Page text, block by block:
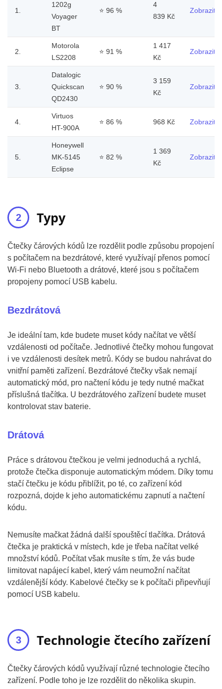
1.
1202g
Voyager
BT
⭐ 96 %
4
839 Kč
Zobrazit
2.
Motorola
LS2208
⭐ 91 %
1 417
Kč
Zobrazit
3.
Datalogic
Quickscan
QD2430
⭐ 90 %
3 159
Kč
Zobrazit
4.
Virtuos
HT-900A
⭐ 86 % 968 Kč Zobrazit
5.
Honeywell
MK-5145
Eclipse
⭐ 82 %
1 369
Kč
Zobrazit
Typy
Čtečky čárových kódů lze rozdělit podle způsobu propojení
s počítačem na bezdrátové, které využívají přenos pomocí
Wi-Fi nebo Bluetooth a drátové, které jsou s počítačem
propojeny pomocí USB kabelu.
Bezdrátová
Je ideální tam, kde budete muset kódy načítat ve větší
vzdálenosti od počítače. Jednotlivé čtečky mohou fungovat
i ve vzdálenosti desítek metrů. Kódy se budou nahrávat do
vnitřní paměti zařízení. Bezdrátové čtečky však nemají
automatický mód, pro načtení kódu je tedy nutné mačkat
příslušná tlačítka. U bezdrátového zařízení budete muset
kontrolovat stav baterie.
Drátová
Práce s drátovou čtečkou je velmi jednoduchá a rychlá,
protože čtečka disponuje automatickým módem. Díky tomu
stačí čtečku je kódu přiblížit, po té, co zařízení kód
rozpozná, dojde k jeho automatickému zapnutí a načtení
kódu.
Nemusíte mačkat žádná další spouštěcí tlačítka. Drátová
čtečka je praktická v místech, kde je třeba načítat velké
množství kódů. Počítat však musíte s tím, že vás bude
limitovat napájecí kabel, který vám neumožní načítat
vzdálenější kódy. Kabelové čtečky se k počítači připevňují
pomocí USB kabelu.
Technologie čtecího zařízení
Čtečky čárových kódů využívají různé technologie čtecího
zařízení. Podle toho je lze rozdělit do několika skupin.